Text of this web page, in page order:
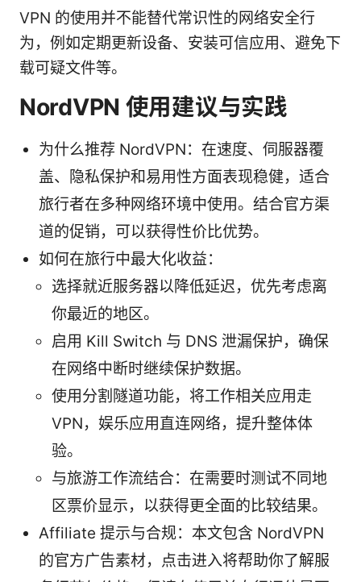
VPN 的使用并不能替代常识性的网络安全行
为，例如定期更新设备、安装可信应用、避免下
载可疑文件等。
NordVPN 使用建议与实践
为什么推荐 NordVPN：在速度、伺服器覆
盖、隐私保护和易用性方面表现稳健，适合
旅行者在多种网络环境中使用。结合官方渠
道的促销，可以获得性价比优势。
如何在旅行中最大化收益：
选择就近服务器以降低延迟，优先考虑离
你最近的地区。
启用 Kill Switch 与 DNS 泄漏保护，确保
在网络中断时继续保护数据。
使用分割隧道功能，将工作相关应用走
VPN，娱乐应用直连网络，提升整体体
验。
与旅游工作流结合：在需要时测试不同地
区票价显示，以获得更全面的比较结果。
Affiliate 提示与合规：本文包含 NordVPN
的官方广告素材，点击进入将帮助你了解服